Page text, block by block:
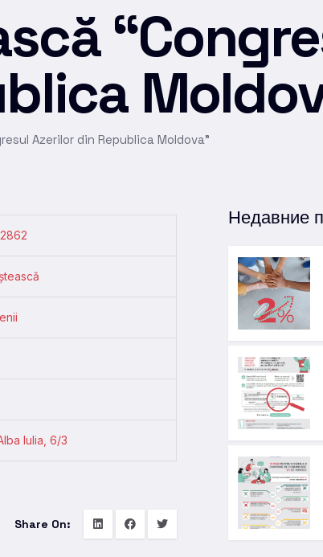
Azerilor din Republica Moldova”
Iulia, 6/3
Share On:
Недавние